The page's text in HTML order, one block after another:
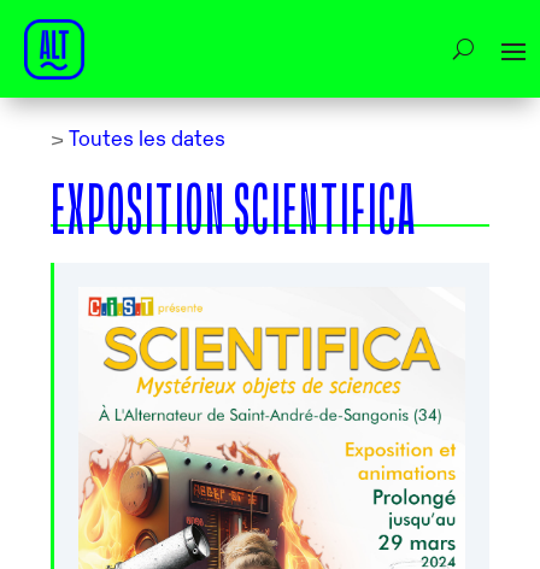
> Toutes les dates
EXPOSITION SCIENTIFICA